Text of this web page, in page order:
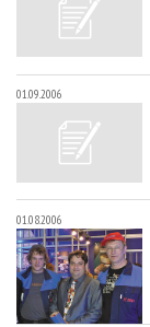
01.09.2006
01.08.2006